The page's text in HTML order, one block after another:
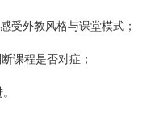
受外教风格与课堂模式；
课程是否对症；